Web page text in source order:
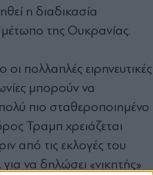
η διαδικασία
της Ουκρανίας.
οι πολλαπλές ειρηνευτικές
µπορούν να
πιο σταθεροποιηµένο
Τραµπ χρειάζεται
από τις εκλογές του
να δηλώσει «νικητής»